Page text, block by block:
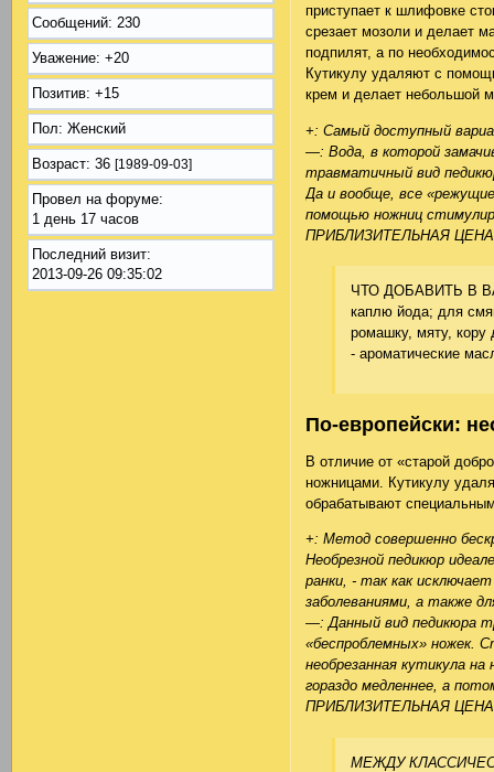
Сообщений: 230
Уважение: +20
Позитив: +15
Пол: Женский
Возраст: 36[1989-09-03]
Провел на форуме:
1 день 17 часов
Последний визит:
2013-09-26 09:35:02
приступает к шлифовке
срезает мозоли и делает
подпилят, а по
Кутикулу удаляют с
крем и делает небольшой
+: Самый доступный
—: Вода, в которой
травматичный вид
Да и вообще, все
помощью ножниц
ПРИБЛИЗИТЕЛЬНАЯ
ЧТО ДОБАВИТЬ В
каплю йода; для
ромашку, мяту, кору
- ароматические
По-европейски:
В отличие от «старой
ножницами. Кутикулу
обрабатывают
+: Метод совершенно
Необрезной педикюр
ранки, - так как
заболеваниями, а также
—: Данный вид педикюра
«беспроблемных» ножек.
необрезанная кутикула
гораздо медленнее, а
ПРИБЛИЗИТЕЛЬНАЯ
МЕЖДУ